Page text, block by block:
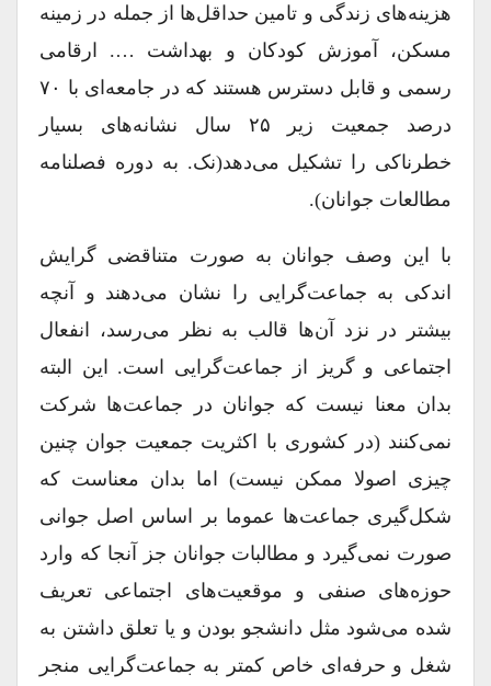
هزینه‌های زندگی و تامین حداقل‌ها از جمله در زمینه
مسکن، آموزش کودکان و بهداشت …. ارقامی
رسمی و قابل دسترس هستند که در جامعه‌ای با ۷۰
درصد جمعیت زیر ۲۵ سال نشانه‌های بسیار
خطرناکی را تشکیل می‌دهد(نک. به دوره فصلنامه
مطالعات جوانان).
با این وصف جوانان به صورت متناقضی گرایش
اندکی به جماعت‌گرایی را نشان می‌دهند و آنچه
بیشتر در نزد آن‌ها قالب به نظر می‌رسد، انفعال
اجتماعی و گریز از جماعت‌گرایی است. این البته
بدان معنا نیست که جوانان در جماعت‌ها شرکت
نمی‌کنند (در کشوری با اکثریت جمعیت جوان چنین
چیزی اصولا ممکن نیست) اما بدان معناست که
شکل‌گیری جماعت‌ها عموما بر اساس اصل جوانی
صورت نمی‌گیرد و مطالبات جوانان جز آنجا که وارد
حوزه‌های صنفی و موقعیت‌های اجتماعی تعریف
شده می‌شود مثل دانشجو بودن و یا تعلق داشتن به
شغل و حرفه‌ای خاص کمتر به جماعت‌گرایی منجر